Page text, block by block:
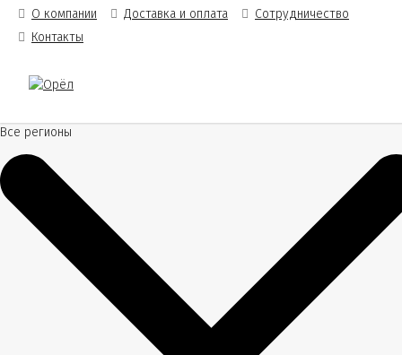
О компании
Доставка и оплата
Сотрудничество
Контакты
Все регионы